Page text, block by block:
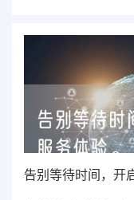
告别等待时间，开